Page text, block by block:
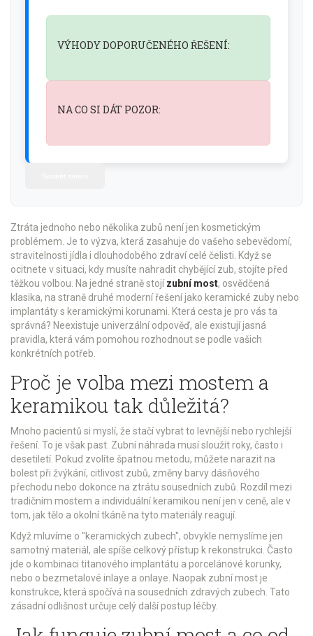
VÝHODY DOPORUČENÉHO ŘEŠENÍ:
NA CO SI DÁT POZOR:
Ztráta jednoho nebo několika zubů není jen kosmetickým
problémem. Je to výzva, která zasahuje do vašeho sebevědomí,
stravitelnosti jídla i dlouhodobého zdraví celé čelisti. Když se
ocitnete v situaci, kdy musíte nahradit chybějící zub, stojíte před
těžkou volbou. Na jedné straně stojí zubní most, osvědčená
klasika, na straně druhé moderní řešení jako keramické zubynebo
implantáty s keramickými korunami. Která cesta je pro vás ta
správná? Neexistuje univerzální odpověď, ale existují jasná
pravidla, která vám pomohou rozhodnout se podle vašich
konkrétních potřeb.
Proč je volba mezi mostem a
keramikou tak důležitá?
Mnoho pacientů si myslí, že stačí vybrat to levnější nebo rychlejší
řešení. To je však past. Zubní náhrada musí sloužit roky, často i
desetiletí. Pokud zvolíte špatnou metodu, můžete narazit na
bolest při žvýkání, citlivost zubů, změny barvy dásňového
přechodu nebo dokonce na ztrátu sousedních zubů. Rozdíl mezi
tradičním mostem a individuální keramikou není jen v ceně, ale v
tom, jak tělo a okolní tkáně na tyto materiály reagují.
Když mluvíme o "keramických zubech", obvykle nemyslíme jen
samotný materiál, ale spíše celkový přístup k rekonstrukci. Často
jde o kombinaci titanového implantátu a porcelánové korunky,
nebo o bezmetalové inlaye a onlaye. Naopak zubní most je
konstrukce, která spočívá na sousedních zdravých zubech. Tato
zásadní odlišnost určuje celý další postup léčby.